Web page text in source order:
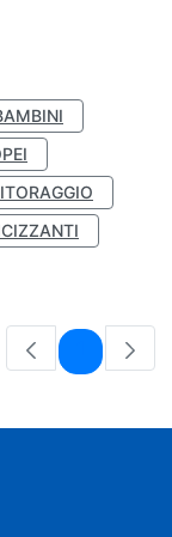
Pagina